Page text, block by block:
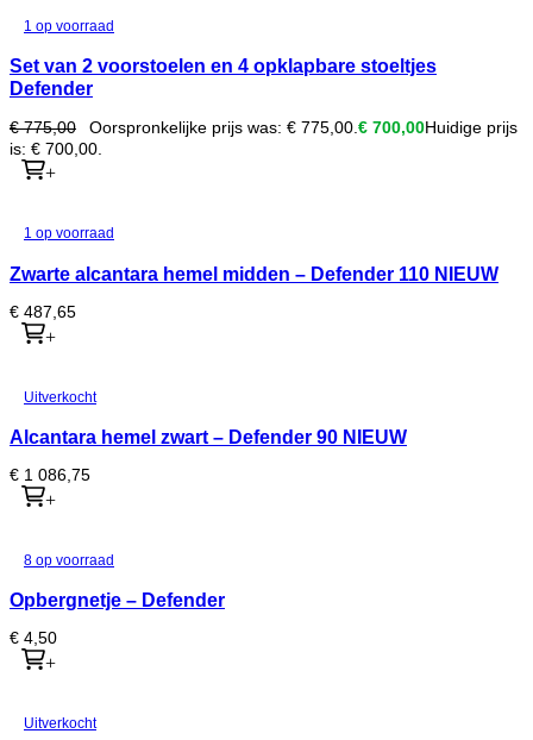
1 op voorraad
Set van 2 voorstoelen en 4 opklapbare stoeltjes
Defender
€775,00 Oorspronkelijke prijs was: € 775,00. € 700,00Huidige prijs
is: € 700,00.
+
1 op voorraad
Zwarte alcantara hemel midden – Defender 110 NIEUW
€ 487,65
+
Uitverkocht
Alcantara hemel zwart – Defender 90 NIEUW
€ 1 086,75
+
8 op voorraad
Opbergnetje – Defender
€ 4,50
+
Uitverkocht